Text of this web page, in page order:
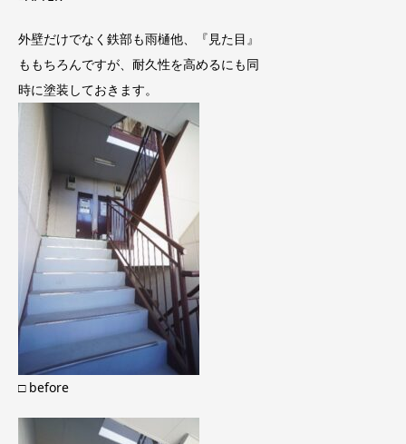
外壁だけでなく鉄部も雨樋他、『見た目』
ももちろんですが、耐久性を高めるにも同
時に塗装しておきます。
□ before